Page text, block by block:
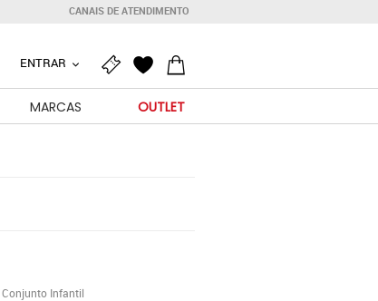
CANAIS DE ATENDIMENTO
ENTRAR
MARCAS OUTLET
Conjunto Infantil